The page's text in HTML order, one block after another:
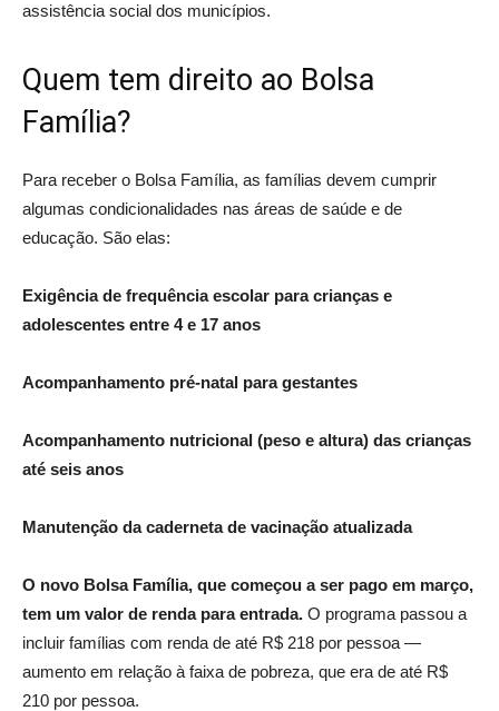
assistência social dos municípios.
Quem tem direito ao Bolsa
Família?
Para receber o Bolsa Família, as famílias devem cumprir
algumas condicionalidades nas áreas de saúde e de
educação. São elas:
Exigência de frequência escolar para crianças e
adolescentes entre 4 e 17 anos
Acompanhamento pré-natal para gestantes
Acompanhamento nutricional (peso e altura) das crianças
até seis anos
Manutenção da caderneta de vacinação atualizada
O novo Bolsa Família, que começou a ser pago em março,
tem um valor de renda para entrada. O programa passou a
incluir famílias com renda de até R$ 218 por pessoa —
aumento em relação à faixa de pobreza, que era de até R$
210 por pessoa.